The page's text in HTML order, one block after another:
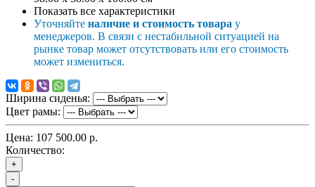
Показать все характеристики
Уточняйте наличие и стоимость товара у
менеджеров. В связи с нестабильной ситуацией на
рынке товар может отсутствовать или его стоимость
может измениться.
Ширина сиденья:
Цвет рамы:
Цена: 107 500.00 р.
Количество:
+
-